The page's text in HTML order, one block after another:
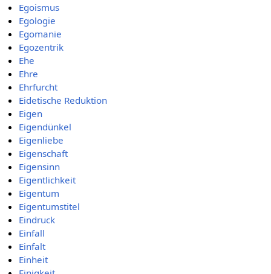
Egoismus
Egologie
Egomanie
Egozentrik
Ehe
Ehre
Ehrfurcht
Eidetische Reduktion
Eigen
Eigendünkel
Eigenliebe
Eigenschaft
Eigensinn
Eigentlichkeit
Eigentum
Eigentumstitel
Eindruck
Einfall
Einfalt
Einheit